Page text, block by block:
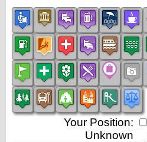
Your Position:
Unknown